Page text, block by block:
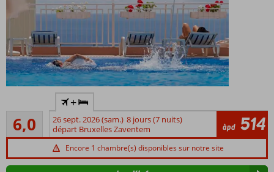
Profitez
des
délicieux
restaurants
rafraîchissante
Près
de la
Centre
6,0Suffisant
6
commentaires
+
26 sept. 2026 (sam.) 8 jours (7 nuits)
départ Bruxelles Zaventem
àpd 514
Encore 1 chambre(s) disponibles sur notre site